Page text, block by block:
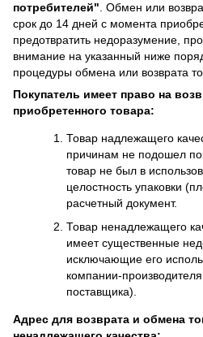
потребителей". Обмен или
срок до 14 дней с момента
предотвратить недоразумение,
внимание на указанный ниже
процедуры обмена или возврата
Покупатель имеет право на
приобретенного товара:
Товар надлежащего
причинам не подошел
товар не был в
целостность упаковки
расчетный документ.
Товар ненадлежащего
имеет существенные
исключающие его
компании-
поставщика).
Адрес для возврата и обмена